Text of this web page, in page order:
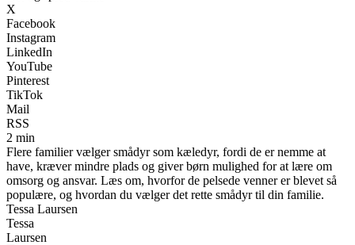
X
Facebook
Instagram
LinkedIn
YouTube
Pinterest
TikTok
Mail
RSS
2 min
Flere familier vælger smådyr som kæledyr, fordi de er nemme at
have, kræver mindre plads og giver børn mulighed for at lære om
omsorg og ansvar. Læs om, hvorfor de pelsede venner er blevet så
populære, og hvordan du vælger det rette smådyr til din familie.
Tessa Laursen
Tessa
Laursen